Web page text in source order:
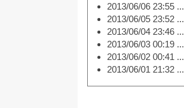
2013/06/06 23:55 ...
2013/06/05 23:52 ...
2013/06/04 23:46 ...
2013/06/03 00:19 ...
2013/06/02 00:41 ...
2013/06/01 21:32 ...